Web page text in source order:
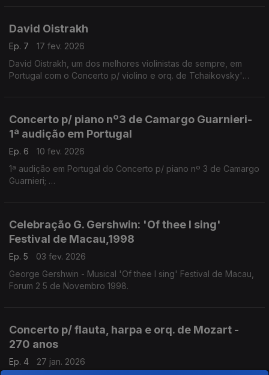
David Oistrakh
Ep. 7
17 fev. 2026
David Oistrakh, um dos melhores violinistas de sempre, em
Portugal com o Concerto p/ violino e orq. de Tchaikovsky'
Orq. Sinf. Emissora Nacional
Dir. Pedro de Freitas Branco.
Teatro Nacional S. Carlos, 1966
Henri Rabaud - 'La Procession Nocturne'
Orq. Sinf. Emissora Nacional.
Concerto p/ piano nº3 de Camargo Guarnieri-
1ª audição em Portugal
Ep. 6
10 fev. 2026
1ª audição em Portugal do Concerto p/ piano nº 3 de Camargo
Guarnieri;
Cinema Tivoli, 1968 e Teatro S. Luiz, 1985.
Celebração G. Gershwin: 'Of thee I sing'
Festival de Macau,1998
Ep. 5
03 fev. 2026
George Gershwin - Musical 'Of thee I sing' Festival de Macau,
Forum 2 5 de Novembro 1998.
Concerto p/ flauta, harpa e orq. de Mozart -
270 anos
Ep. 4
27 jan. 2026